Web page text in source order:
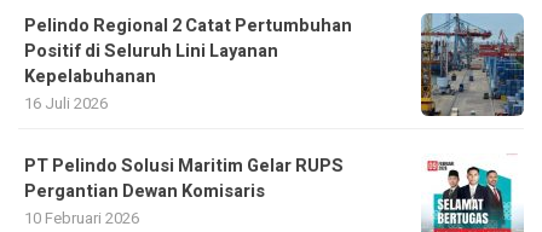
Pelindo Regional 2 Catat Pertumbuhan
Positif di Seluruh Lini Layanan
Kepelabuhanan
16 Juli 2026
PT Pelindo Solusi Maritim Gelar RUPS
Pergantian Dewan Komisaris
10 Februari 2026